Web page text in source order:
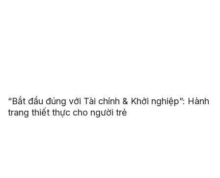
“Bắt đầu đúng với Tài chính & Khởi nghiệp”: Hành
trang thiết thực cho người trẻ